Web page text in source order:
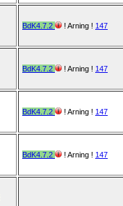
BdK4.7.2 ! Arning ! 147
BdK4.7.2 ! Arning ! 147
BdK4.7.2 ! Arning ! 147
BdK4.7.2 ! Arning ! 147